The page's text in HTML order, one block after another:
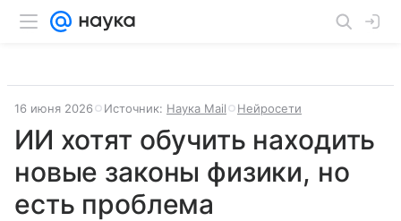
16 июня 2026 Источник: Наука Mail Нейросети
ИИ хотят обучить находить
новые законы физики, но
есть проблема